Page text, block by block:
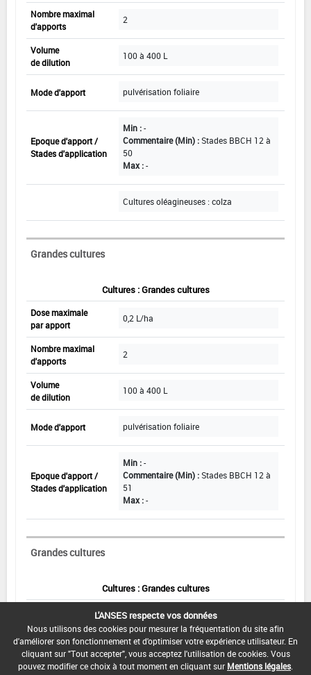
Nombre maximal
d'apports
2
Volume
de dilution
100 à 400 L
Mode d'apport pulvérisation foliaire
Epoque d'apport /
Stades d'application
Min :-
Commentaire (Min) :Stades BBCH 12 à
50
Max :-
Cultures oléagineuses : colza
Grandes cultures
Cultures : Grandes cultures
Dose maximale
par apport
0,2 L/ha
Nombre maximal
d'apports
2
Volume
de dilution
100 à 400 L
Mode d'apport pulvérisation foliaire
Epoque d'apport /
Stades d'application
Min :-
Commentaire (Min) :Stades BBCH 12 à
51
Max :-
Grandes cultures
Cultures : Grandes cultures
par apport
0,2 L/ha
Nombre maximal
d'apports
2
L'ANSES respecte vos données
Nous utilisons des cookies pour mesurer la fréquentation du site afin
d'améliorer son fonctionnement et d'optimiser votre expérience utilisateur. En
cliquant sur "Tout accepter", vous acceptez l'utilisation de cookies. Vous
pouvez modifier ce choix à tout moment en cliquant sur Mentions légales